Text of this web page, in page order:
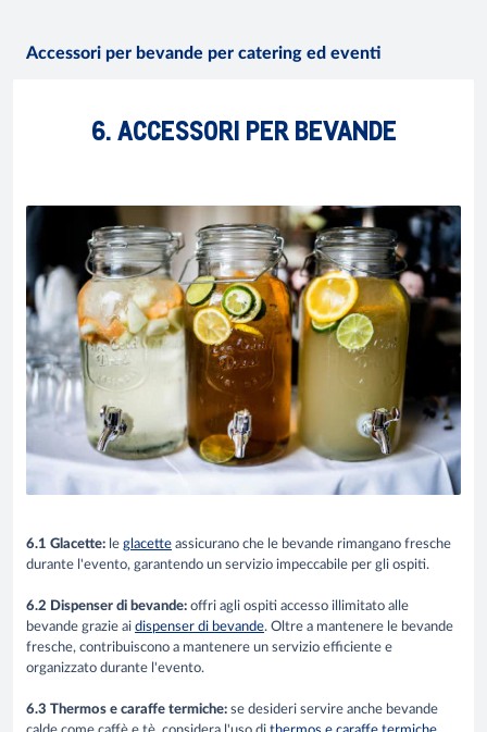
Accessori per bevande per catering ed eventi
6. ACCESSORI PER BEVANDE
6.1 Glacette: le glacette assicurano che le bevande rimangano fresche
durante l'evento, garantendo un servizio impeccabile per gli ospiti.
6.2 Dispenser di bevande: offri agli ospiti accesso illimitato alle
bevande grazie ai dispenser di bevande. Oltre a mantenere le bevande
fresche, contribuiscono a mantenere un servizio efficiente e
organizzato durante l'evento.
6.3 Thermos e caraffe termiche: se desideri servire anche bevande